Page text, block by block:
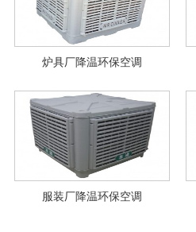
炉具厂降温环保空调
服装厂降温环保空调